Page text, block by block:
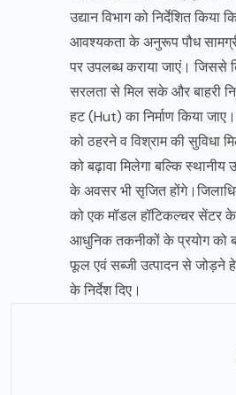
उद्यान विभाग को निर्देशित
आवश्यकता के अनुरूप पौध
पर उपलब्ध कराया जाएं। जिससे
सरलता से मिल सके और बाहरी
हट (Hut) का निर्माण किया
को ठहरने व विश्राम की
को बढ़ावा मिलेगा बल्कि स्थानीय
के अवसर भी सृजित
को एक मॉडल हॉटिकल्चर सेंटर
आधुनिक तकनीकों के प्रयोग को
फूल एवं सब्जी उत्पादन से जोड़ने
के निर्देश दिए।